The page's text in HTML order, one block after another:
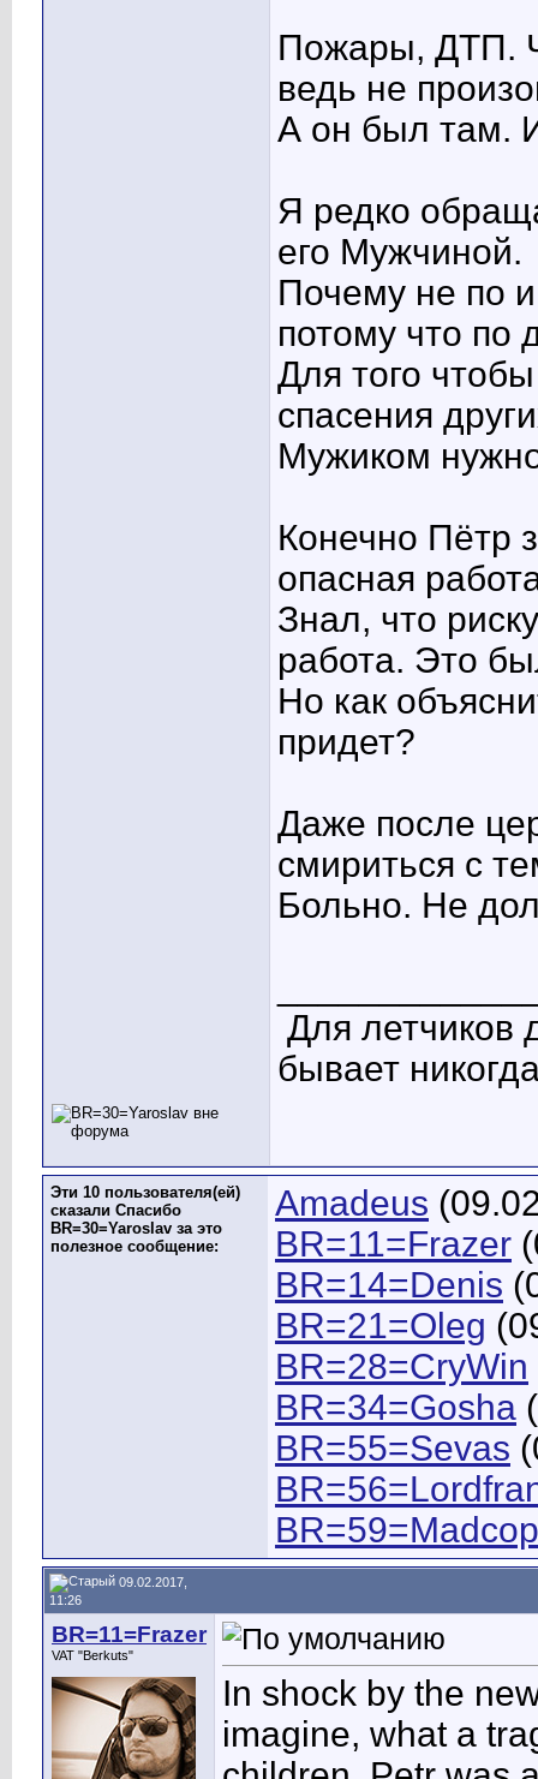
Пожары, ДТП.
ведь не
А он был там.
Я редко
его Мужчиной.
Почему не по
потому что по
Для того
спасения
Мужиком
Конечно Пётр
опасная
Знал, что
работа. Это
Но как
придет?
Даже после
смириться с
Больно. Не
Для летчиков
бывает
Эти 10 пользователя(ей)
сказали Спасибо
BR=30=Yaroslav за это
полезное сообщение:
Amadeus
BR=11=Frazer
BR=14=Denis
BR=21=Oleg
BR=28=CryWin
BR=34=Gosha
BR=55=Sevas
BR=59=Madcop
09.02.2017,
11:26
BR=11=Frazer
VAT "Berkuts"
In shock by the
imagine, what a